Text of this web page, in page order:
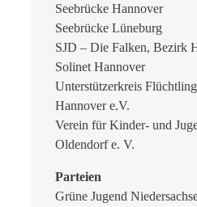
Seebrücke Hannover
Seebrücke Lüneburg
SJD – Die Falken, Bezirk
Solinet Hannover
Unterstützerkreis
Hannover e.V.
Verein für Kinder- und
Oldendorf e. V.
Parteien
Grüne Jugend